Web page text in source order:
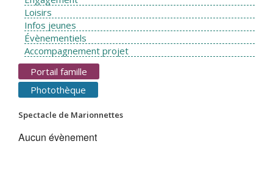
Loisirs
Infos jeunes
Évènementiels
Accompagnement projet
Portail famille
Photothèque
Spectacle de Marionnettes
Aucun évènement